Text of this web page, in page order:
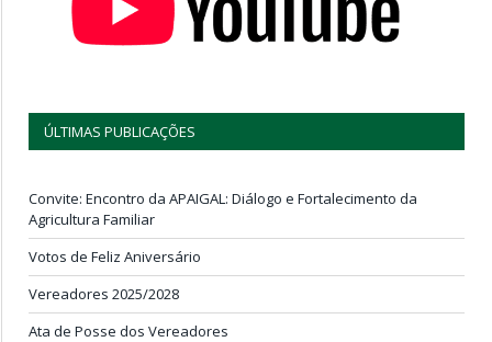
ÚLTIMAS PUBLICAÇÕES
Convite: Encontro da APAIGAL: Diálogo e Fortalecimento da
Agricultura Familiar
Votos de Feliz Aniversário
Vereadores 2025/2028
Ata de Posse dos Vereadores